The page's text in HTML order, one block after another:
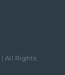
| All Rights